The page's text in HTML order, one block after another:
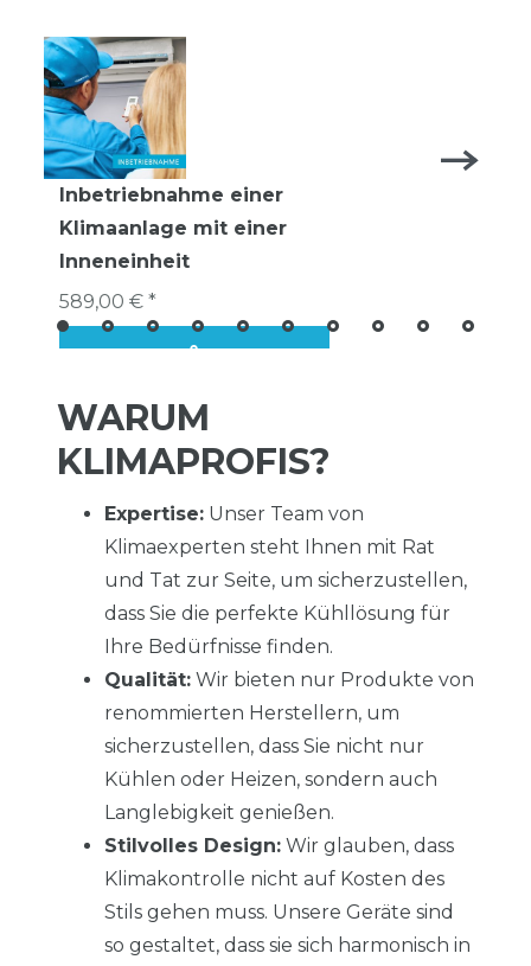
Inbetriebnahme einer
Klimaanlage mit einer
Inneneinheit
589,00 € *
WARUM
KLIMAPROFIS?
Expertise: Unser Team von
Klimaexperten steht Ihnen mit Rat
und Tat zur Seite, um sicherzustellen,
dass Sie die perfekte Kühllösung für
Ihre Bedürfnisse finden.
Qualität: Wir bieten nur Produkte von
renommierten Herstellern, um
sicherzustellen, dass Sie nicht nur
Kühlen oder Heizen, sondern auch
Langlebigkeit genießen.
Stilvolles Design: Wir glauben, dass
Klimakontrolle nicht auf Kosten des
Stils gehen muss. Unsere Geräte sind
so gestaltet, dass sie sich harmonisch in